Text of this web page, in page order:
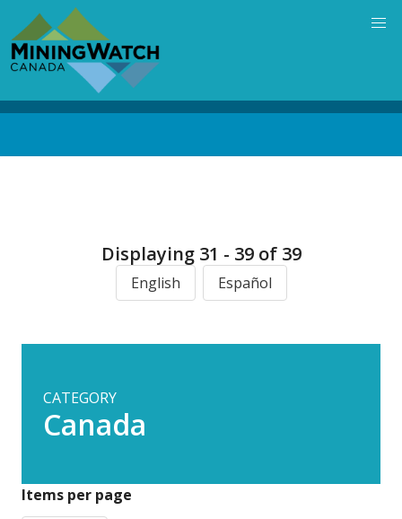
main
content
Displaying 31 - 39 of 39
English Español
CATEGORY
Canada
Items per page